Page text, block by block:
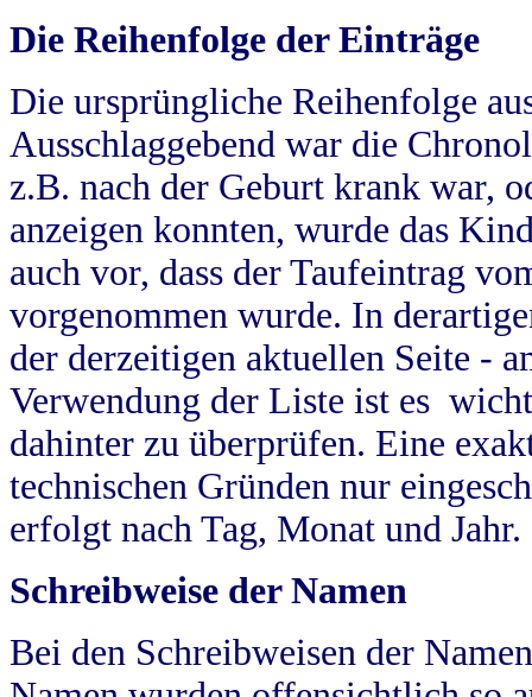
Die Reihenfolge der Einträge
Die ursprüngliche Reihenfolge
Ausschlaggebend war die
z.B. nach der Geburt krank war,
anzeigen konnten, wurde das
auch vor, dass der Taufeintrag
vorgenommen wurde. In
der derzeitigen aktuellen Seite -
Verwendung der Liste ist es
dahinter zu überprüfen. Eine
technischen Gründen nur
erfolgt nach Tag, Monat und Jahr.
Schreibweise der Namen
Bei den Schreibweisen der